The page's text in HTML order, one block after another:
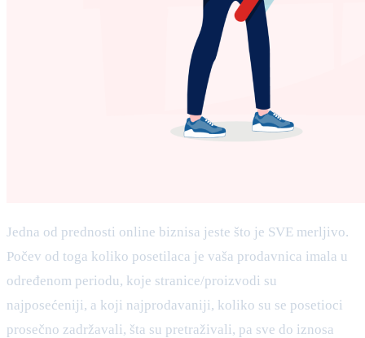
Jedna od prednosti online biznisa jeste što je SVE merljivo.
Počev od toga koliko posetilaca je vaša prodavnica imala u
određenom periodu, koje stranice/proizvodi su
najposećeniji, a koji najprodavaniji, koliko su se posetioci
prosečno zadržavali, šta su pretraživali, pa sve do iznosa